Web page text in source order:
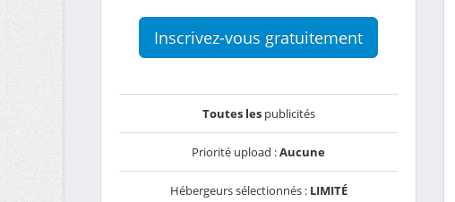
Inscrivez-vous gratuitement
Toutes lespublicités
Priorité upload :Aucune
Hébergeurs sélectionnés : LIMITÉ